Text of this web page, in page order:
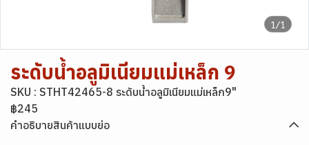
1/1
ระดับน้ำอลูมิเนียมแม่เหล็ก 9
SKU : STHT42465-8 ระดับน้ำอลูมิเนียมแม่เหล็ก9"
฿245
คำอธิบายสินค้าแบบย่อ